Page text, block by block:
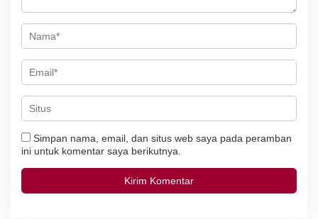
Simpan nama, email, dan situs web saya pada peramban
ini untuk komentar saya berikutnya.